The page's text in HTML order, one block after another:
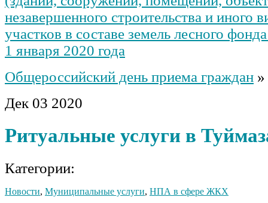
незавершенного строительства и иного
участков в составе земель лесного
1 января 2020 года
Общероссийский день приема граждан »
Дек 03 2020
Ритуальные услуги в
Категории:
Новости, Муниципальные услуги, НПА в сфере ЖКХ